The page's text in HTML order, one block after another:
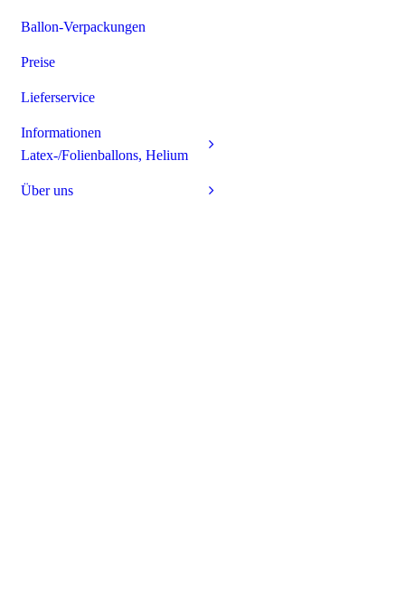
Ballon-Verpackungen
Preise
Lieferservice
Informationen
Latex-/Folienballons, Helium
Über uns